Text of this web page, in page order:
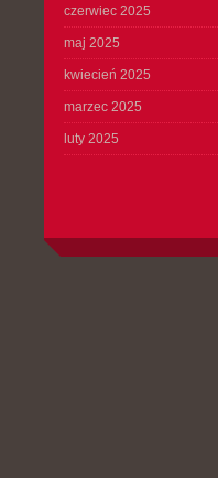
czerwiec 2025
maj 2025
kwiecień 2025
marzec 2025
luty 2025